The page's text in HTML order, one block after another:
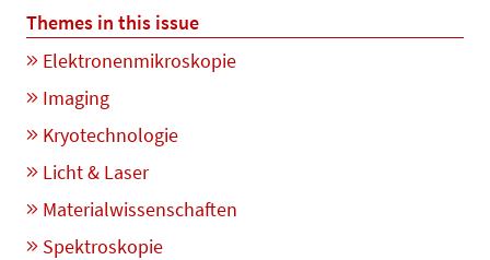
Themes in this issue
Elektronenmikroskopie
Imaging
Kryotechnologie
Licht & Laser
Materialwissenschaften
Spektroskopie